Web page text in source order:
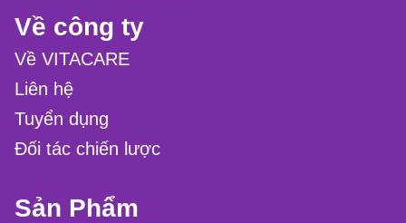
Về công ty
Về VITACARE
Liên hệ
Tuyển dụng
Đối tác chiến lược
Sản Phẩm